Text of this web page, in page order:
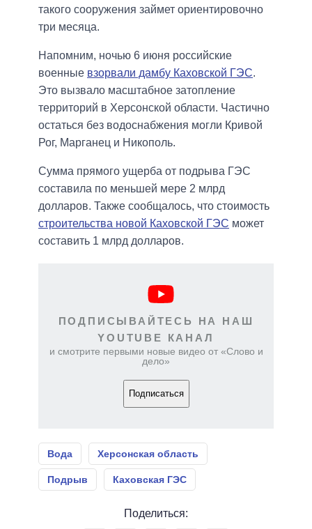
такого сооружения займет ориентировочно
три месяца.
Напомним, ночью 6 июня российские
военные взорвали дамбу Каховской ГЭС.
Это вызвало масштабное затопление
территорий в Херсонской области. Частично
остаться без водоснабжения могли Кривой
Рог, Марганец и Никополь.
Сумма прямого ущерба от подрыва ГЭС
составила по меньшей мере 2 млрд
долларов. Также сообщалось, что стоимость
строительства новой Каховской ГЭС может
составить 1 млрд долларов.
ПОДПИСЫВАЙТЕСЬ НА НАШ
YOUTUBE КАНАЛ
и смотрите первыми новые видео от «Слово и
дело»
Подписаться
Вода Херсонская область
Подрыв Каховская ГЭС
Поделиться: